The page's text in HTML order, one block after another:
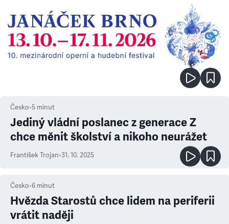
Česko•5 minut
Jediný vládní poslanec z generace Z
chce měnit školství a nikoho neurážet
František Trojan•31. 10. 2025
Česko•6 minut
Hvězda Starostů chce lidem na periferii
vrátit naději